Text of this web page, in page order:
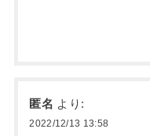
匿名 より:
2022/12/13 13:58